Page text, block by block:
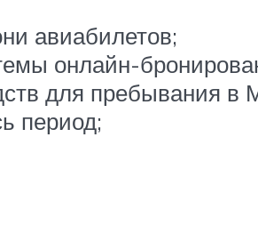
авиабилетов;
онлайн-
для пребывания в
период;